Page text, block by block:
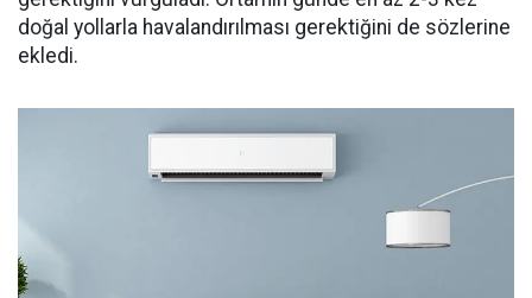
doğal yollarla havalandırılması gerektiğini de sözlerine
ekledi.